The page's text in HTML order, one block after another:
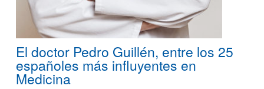
El doctor Pedro Guillén, entre los 25
españoles más influyentes en
Medicina